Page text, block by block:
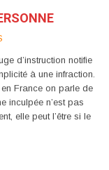
d’instruction notifie
à une infraction.
en France on parle de
inculpée n’est pas
elle peut l’être si le